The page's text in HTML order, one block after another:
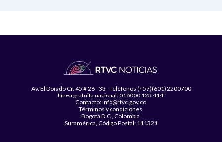
Av. El Dorado Cr. 45 # 26 - 33 - Teléfonos (+57)(601) 2200700
Línea gratuita nacional: 018000 123 414
Contacto: info@rtvc.gov.co
Términos y condiciones
Bogotá D.C., Colombia
Suramérica, Código Postal: 111321